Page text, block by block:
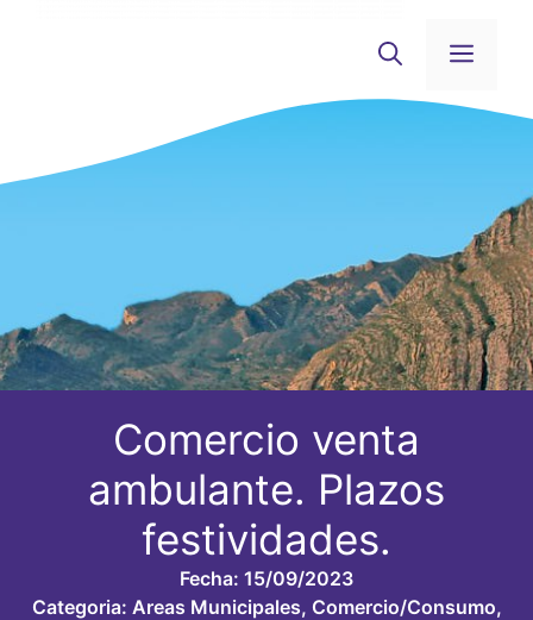
Comercio venta
ambulante. Plazos
festividades.
Fecha: 15/09/2023
Categoria: Areas Municipales, Comercio/Consumo,